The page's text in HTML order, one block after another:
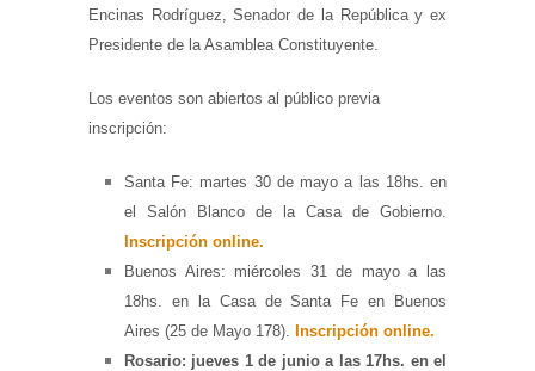
Encinas Rodríguez, Senador de la República y ex
Presidente de la Asamblea Constituyente.
Los eventos son abiertos al público previa
inscripción:
Santa Fe: martes 30 de mayo a las 18hs. en
el Salón Blanco de la Casa de Gobierno.
Inscripción online.
Buenos Aires: miércoles 31 de mayo a las
18hs. en la Casa de Santa Fe en Buenos
Aires (25 de Mayo 178). Inscripción online.
Rosario: jueves 1 de junio a las 17hs. en el